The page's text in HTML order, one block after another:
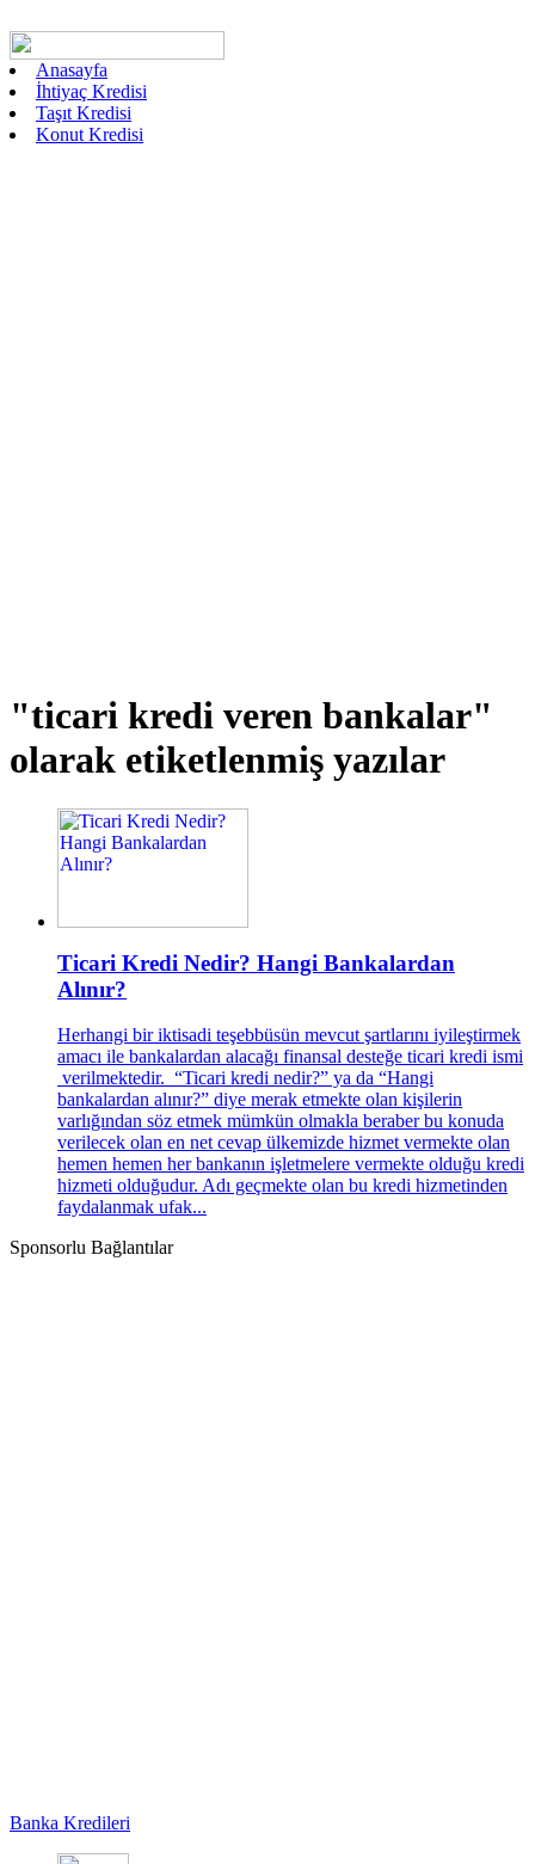
Anasayfa
İhtiyaç Kredisi
Taşıt Kredisi
Konut Kredisi
"ticari kredi veren bankalar"
olarak etiketlenmiş yazılar
Ticari Kredi Nedir? Hangi Bankalardan
Alınır?
Herhangi bir iktisadi teşebbüsün mevcut şartlarını iyileştirmek
amacı ile bankalardan alacağı finansal desteğe ticari kredi ismi
verilmektedir. “Ticari kredi nedir?” ya da “Hangi
bankalardan alınır?” diye merak etmekte olan kişilerin
varlığından söz etmek mümkün olmakla beraber bu konuda
verilecek olan en net cevap ülkemizde hizmet vermekte olan
hemen hemen her bankanın işletmelere vermekte olduğu kredi
hizmeti olduğudur. Adı geçmekte olan bu kredi hizmetinden
faydalanmak ufak...
Sponsorlu Bağlantılar
Banka Kredileri